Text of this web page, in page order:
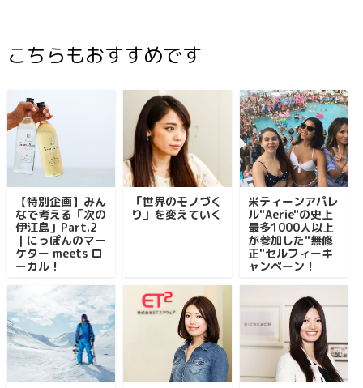
こちらもおすすめです
【特別企画】みん
なで考える「次の
伊江島」Part.2
｜にっぽんのマー
ケター meets ロ
ーカル！
「世界のモノづく
り」を変えていく
米ティーンアパレ
ル"Aerie"の史上
最多1000人以上
が参加した"無修
正"セルフィーキ
ャンペーン！